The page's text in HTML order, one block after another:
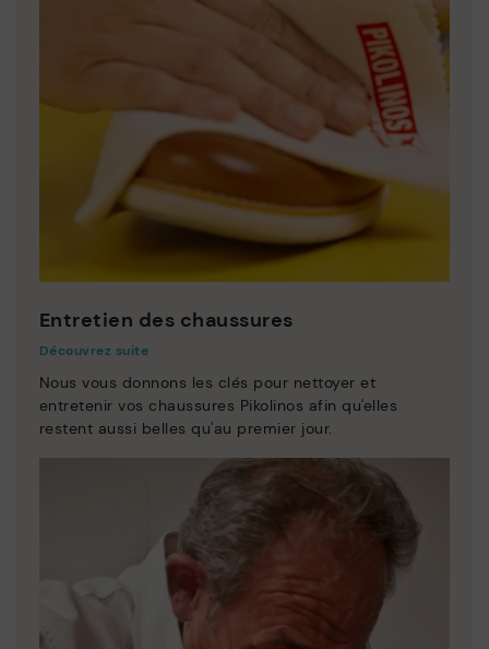
Entretien des chaussures
Découvrez suite
Nous vous donnons les clés pour nettoyer et
entretenir vos chaussures Pikolinos afin qu'elles
restent aussi belles qu'au premier jour.